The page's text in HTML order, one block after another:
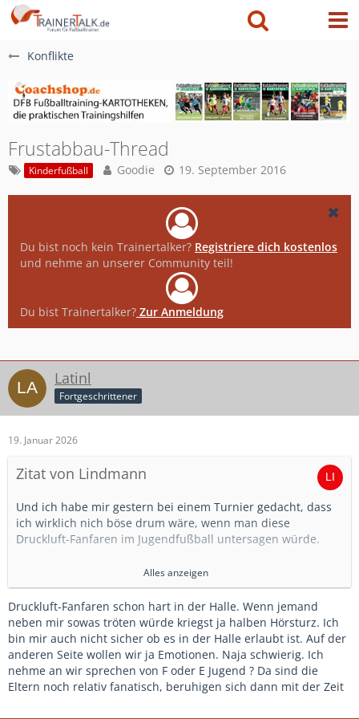
Konflikte
Frustabbau-Thread
Kinderfußball Goodie 19. September 2016
Du bist noch kein Trainertalker? Registriere dich kostenlos
und nehme an unserer Community teil!
Du bist Trainertalker? Zur Anmeldung
Latinl
Fortgeschrittener
19. Januar 2026
Zitat von Lindmann
Und ich habe mir gestern bei einem Turnier gedacht, dass
ich wirklich nich böse drum wäre, wenn man diese
Druckluft-Fanfaren im Jugendfußball untersagen würde.
Die Eltern aller Teams haben im ganz normalen Rahmen
gejubelt und angefeuert. Nur eine Mannschaft stach raus.
Deren Eltern hatten mehrere dieser Druckluft Fanfaren
dabei. Und bei jedem Tor, bei jeder gelungenen Aktion und
bei jedem Abpfiff (sofern das Ergebis zusagte) wurde
tierisch laut getrötet. In der Halle ist es ohnehin schon sehr
laut...selbst ohne die Tröten. Dazu kommt noch diese
dämliche (und ebenfalls unnötig laute) Tormusik aus den PA
jedes Mal zusammen.
Alles anzeigen
Druckluft-Fanfaren schon hart in der Halle. Wenn jemand
neben mir sowas tröten würde kriegst ja halben Hörsturz. Ich
bin mir auch nicht sicher ob es in der Halle erlaubt ist. Auf der
anderen Seite wollen wir ja Emotionen. Naja schwierig. Ich
nehme an wir sprechen von F oder E Jugend ? Da sind die
Eltern noch relativ fanatisch, beruhigen sich dann mit der Zeit